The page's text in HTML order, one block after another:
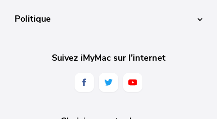
Politique
Suivez iMyMac sur l'internet